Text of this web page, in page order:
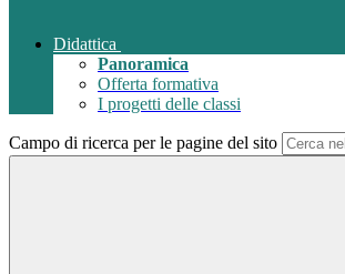
Didattica
Panoramica
Offerta formativa
I progetti delle classi
Campo di ricerca per le pagine del sito